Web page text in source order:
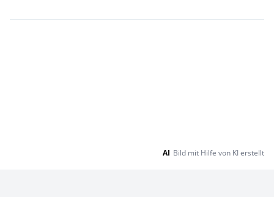
AI Bild mit Hilfe von KI erstellt